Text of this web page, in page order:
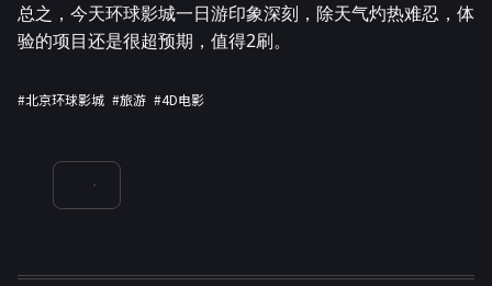
总之，今天环球影城一日游印象深刻，除天气灼热难忍，体
验的项目还是很超预期，值得2刷。
#北京环球影城 #旅游 #4D电影